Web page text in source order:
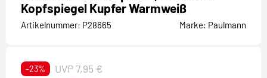
Kopfspiegel Kupfer Warmweiß
Artikelnummer: P28665 Marke: Paulmann
-23% UVP 7,95 €